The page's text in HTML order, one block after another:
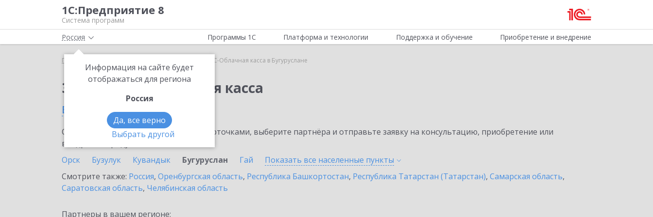
1С:Предприятие 8
Система программ
Россия
Информация на сайте будет
отображаться для региона
Россия
Да, все верно
Выбрать другой
Программы 1С Платформа и технологии Поддержка и обучение Приобретение и внедрение
Главная 1С-Облачная касса в Бугуруслане
Заказать 1С-Облачная касса
в Бугуруслане
Ознакомьтесь с информационными карточками, выберите партнёра и отправьте заявку на консультацию, приобретение или
внедрение продукта.
Орск
Бузулук Кувандык Бугуруслан Гай Показать все населенные пункты
Смотрите также: Россия, Оренбургская область, Республика Башкортостан, Республика Татарстан (Татарстан), Самарская область,
Саратовская область, Челябинская область
Партнеры в вашем регионе: